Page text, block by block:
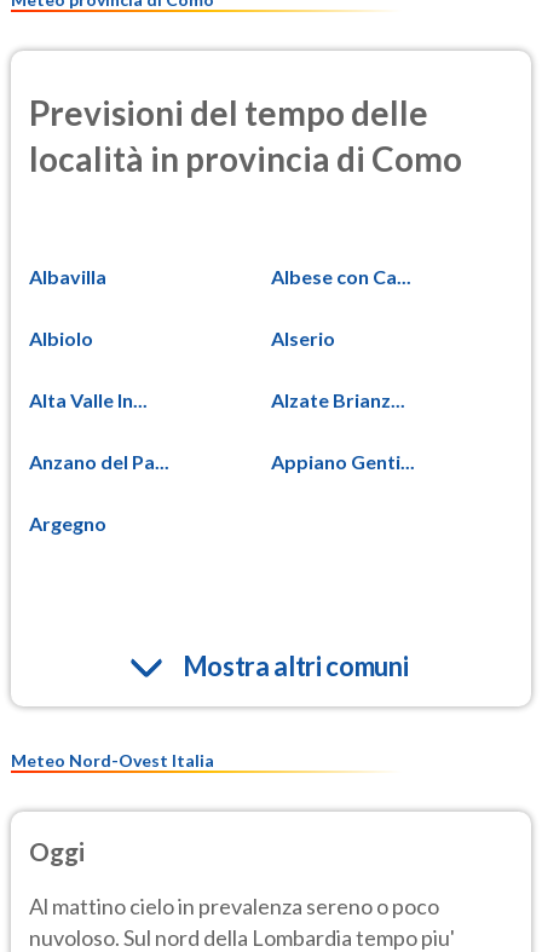
Previsioni del tempo delle
località in provincia di Como
Albavilla Albese con Ca...
Albiolo Alserio
Alta Valle In... Alzate Brianz...
Anzano del Pa... Appiano Genti...
Argegno
Mostra altri comuni
Meteo Nord-Ovest Italia
Oggi
Al mattino cielo in prevalenza sereno o poco
nuvoloso. Sul nord della Lombardia tempo piu'